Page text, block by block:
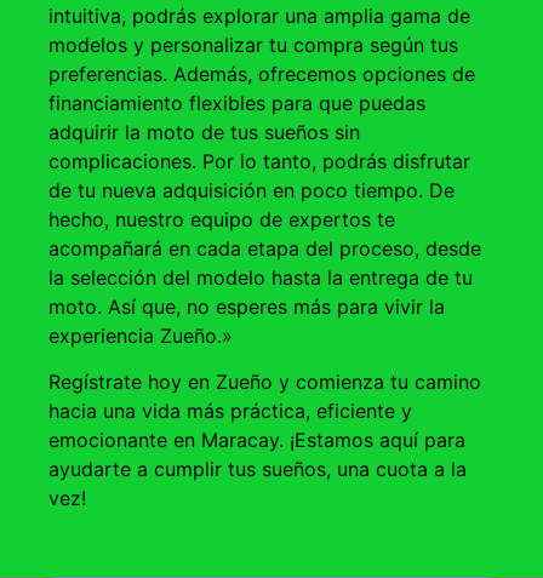
intuitiva, podrás explorar una amplia gama de
modelos y personalizar tu compra según tus
preferencias. Además, ofrecemos opciones de
financiamiento flexibles para que puedas
adquirir la moto de tus sueños sin
complicaciones. Por lo tanto, podrás disfrutar
de tu nueva adquisición en poco tiempo. De
hecho, nuestro equipo de expertos te
acompañará en cada etapa del proceso, desde
la selección del modelo hasta la entrega de tu
moto. Así que, no esperes más para vivir la
experiencia Zueño.»
Regístrate hoy en Zueño y comienza tu camino
hacia una vida más práctica, eficiente y
emocionante en Maracay. ¡Estamos aquí para
ayudarte a cumplir tus sueños, una cuota a la
vez!